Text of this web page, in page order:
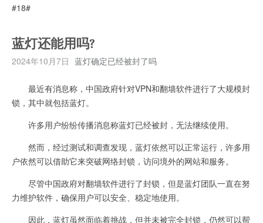
#18#
蓝灯还能用吗?
2024年10月7日 蓝灯确定已经被封了吗
最近有消息称，中国政府针对VPN和翻墙软件进行了大规模封
锁，其中就包括蓝灯。
许多用户纷纷传播消息称蓝灯已经被封，无法继续使用。
然而，经过测试和调查发现，蓝灯依然可以正常运行，许多用
户依然可以借助它来突破网络封锁，访问境外的网站和服务。
尽管中国政府对翻墙软件进行了封锁，但是蓝灯团队一直在努
力维护软件，确保用户可以安全、稳定地使用。
因此，蓝灯虽然面临着挑战，但并未被完全封锁，仍然可以帮